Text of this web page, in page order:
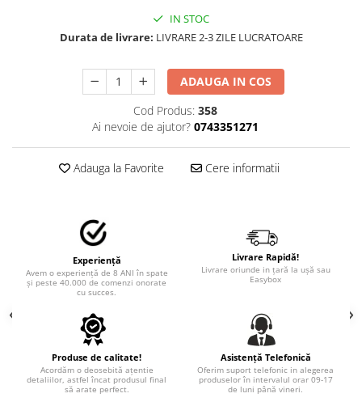
STICKERE CAMIOANE
MERCEDES CAMIOANE
RENAULT CAMIOANE
VOLVO CAMIOANE
4X4/OFF ROAD STICKER
BABY ON BOARD
CAR AUDIO
LOW STICKERS
PARASOLARE
IN STOC
Durata de livrare: LIVRARE 2-3 ZILE LUCRATOARE
ADAUGA IN COS
Cod Produs: 358
Ai nevoie de ajutor? 0743351271
Adauga la Favorite Cere informatii
Experiență
Avem o experiență de 8 ANI în spate
și peste 40.000 de comenzi onorate
cu succes.
Livrare Rapidă!
Livrare oriunde in țară la ușă sau
Easybox
Produse de calitate!
Acordăm o deosebită ațentie
detaliilor, astfel încat produsul final
să arate perfect.
Asistență Telefonică
Oferim suport telefonic in alegerea
produselor în intervalul orar 09-17
de luni până vineri.